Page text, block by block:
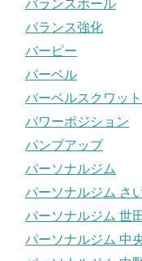
バランスボール
バランス強化
バーピー
バーベル
バーベルスクワット
パワーポジション
パンプアップ
パーソナルジム
パーソナルジム さ
パーソナルジム 世
パーソナルジム 中